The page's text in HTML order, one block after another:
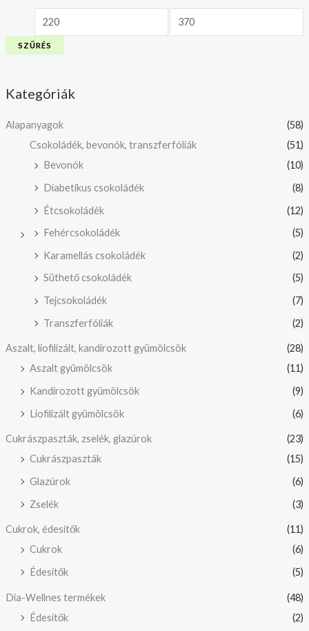
SZŰRÉS
Kategóriák
Alapanyagok
(58)
Csokoládék, bevonók, transzferfóliák
(51)
Bevonók
(10)
Diabetikus csokoládék
(8)
Étcsokoládék
(12)
Fehércsokoládék
(5)
Karamellás csokoládék
(2)
Süthető csokoládék
(5)
Tejcsokoládék
(7)
Transzferfóliák
(2)
Aszalt, liofilizált, kandírozott gyümölcsök
(28)
Aszalt gyümölcsök
(11)
Kandírozott gyümölcsök
(9)
Liofilizált gyümölcsök
(6)
Cukrászpaszták, zselék, glazúrok
(23)
Cukrászpaszták
(15)
Glazúrok
(6)
Zselék
(3)
Cukrok, édesítők
(11)
Cukrok
(6)
Édesítők
(5)
Dia-Wellnes termékek
(48)
Édesítők
(2)